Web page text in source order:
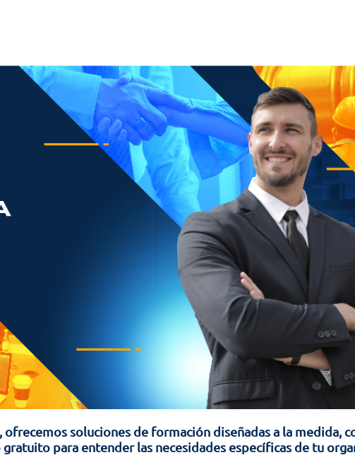
ofrecemos soluciones de formación diseñadas a la medida,
para entender las necesidades específicas de tu